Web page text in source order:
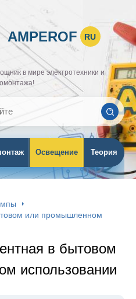
AMPEROF RU
в мире электротехники и
Освещение Теория
или промышленном
в бытовом
использовании